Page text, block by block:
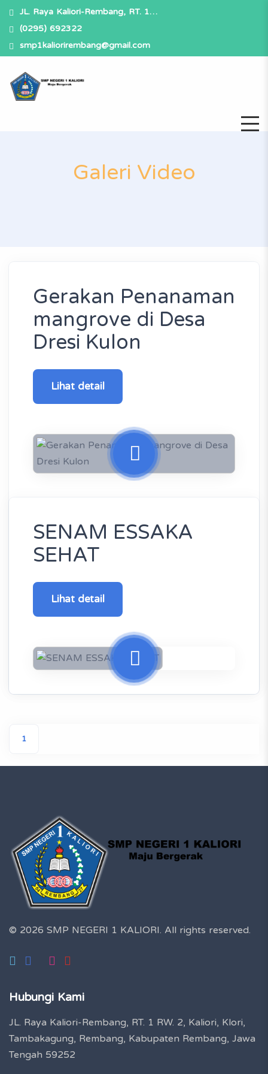
JL. Raya Kaliori-Rembang, RT. 1…
(0295) 692322
smp1kaliorirembang@gmail.com
Galeri Video
Gerakan Penanaman
mangrove di Desa
Dresi Kulon
Lihat detail
SENAM ESSAKA
SEHAT
Lihat detail
1
© 2026 SMP NEGERI 1 KALIORI. All rights reserved.
Hubungi Kami
JL. Raya Kaliori-Rembang, RT. 1 RW. 2, Kaliori, Klori,
Tambakagung, Rembang, Kabupaten Rembang, Jawa
Tengah 59252